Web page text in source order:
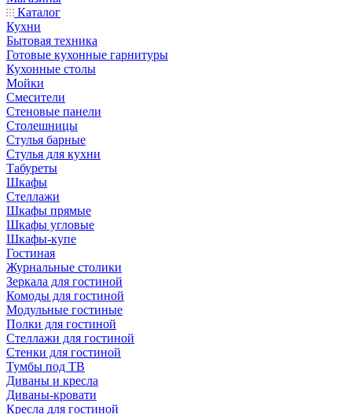
Каталог
Кухни
Бытовая техника
Готовые кухонные гарнитуры
Кухонные столы
Мойки
Смесители
Стеновые панели
Столешницы
Стулья барные
Стулья для кухни
Табуреты
Шкафы
Стеллажи
Шкафы прямые
Шкафы угловые
Шкафы-купе
Гостиная
Журнальные столики
Зеркала для гостиной
Комоды для гостиной
Модульные гостиные
Полки для гостиной
Стеллажи для гостиной
Стенки для гостиной
Тумбы под ТВ
Диваны и кресла
Диваны-кровати
Кресла для гостиной